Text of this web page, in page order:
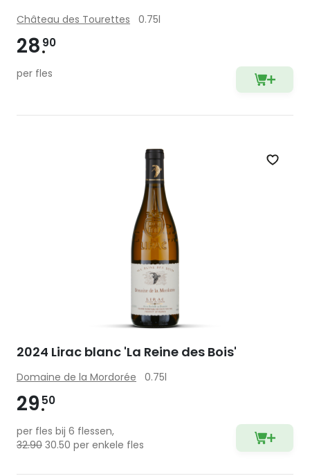
Château des Tourettes 0.75l
28 90
per fles
Zet
2024 Lirac blanc 'La Reine des Bois'
Domaine de la Mordorée 0.75l
29 50
per fles bij 6 flessen,
32.90 30.50 per enkele fles